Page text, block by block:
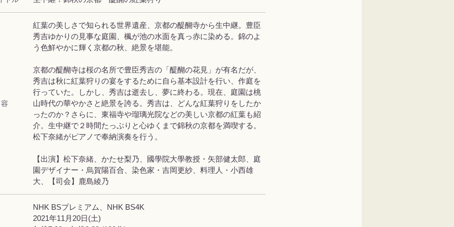
紅葉の美しさで知られる世界遺産、京都の醍醐寺から生中継。豊臣
秀吉ゆかりの見事な庭園、楓が池の水面を真っ赤に染める。錦のよ
う色鮮やかに輝く京都の秋、絶景を堪能。
京都の醍醐寺は桜の名所で豊臣秀吉の「醍醐の花見」が有名だが、
秀吉は秋に紅葉狩りの宴をするために自ら基本設計を行い、作庭を
行っていた。しかし、秀吉は逝去し、夢に終わる。現在、庭園は桃
山時代の華やかさと絶景を誇る。秀吉は、どんな紅葉狩りをしたか
ったのか？さらに、東福寺や瑠璃光院などの美しい京都の紅葉も紹
介。生中継で２時間たっぷりと心ゆくまで錦秋の京都を満喫する。
松下奈緒がピアノで奉納演奏を行う。
【出演】松下奈緒、かたせ梨乃、國學院大學教授・矢部健太郎、庭
園デザイナー・烏賀陽百合、染色家・吉岡更紗、料理人・小西雄
大、【司会】鹿島綾乃
NHK BSプレミアム、NHK BS4K
2021年11月20日(土)